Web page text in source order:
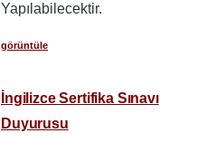
Yapılabilecektir.
görüntüle
İngilizce Sertifika Sınavı
Duyurusu